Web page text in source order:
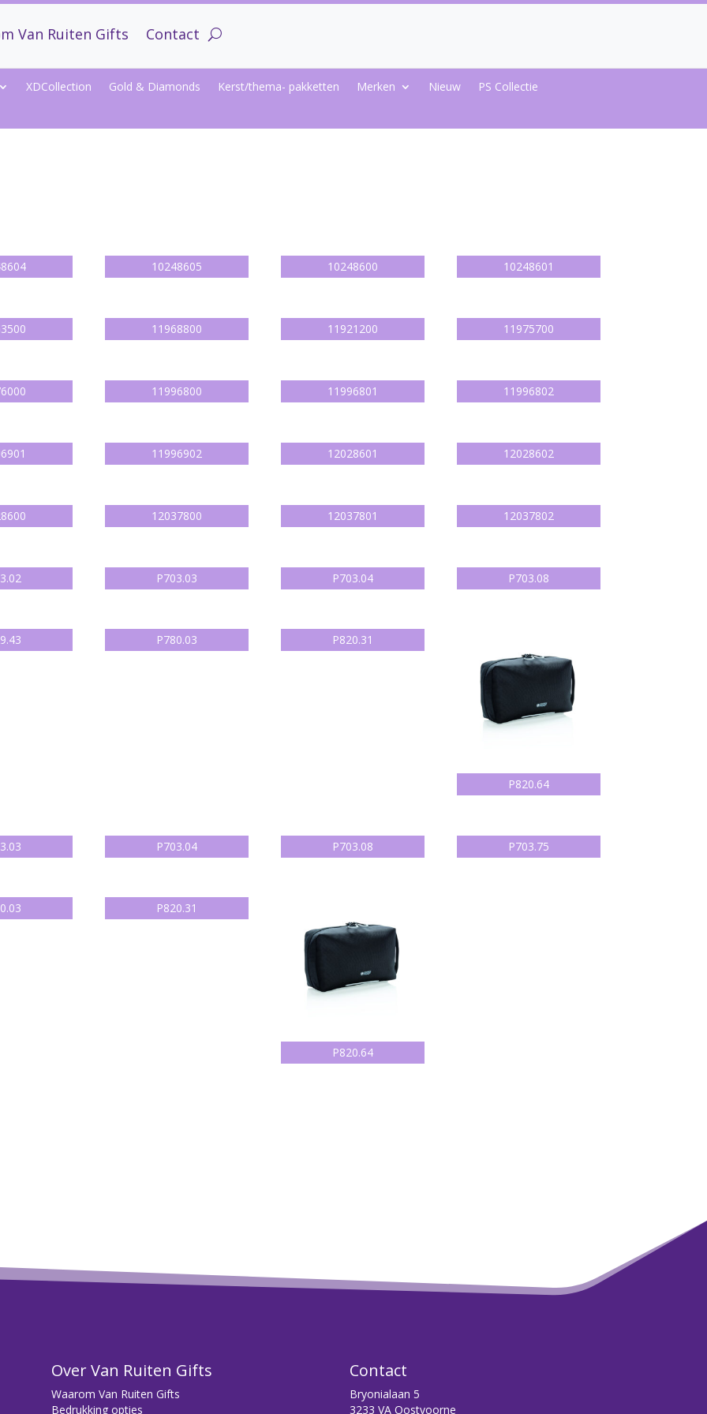
Van Ruiten Gifts Contact
XDCollection Gold & Diamonds Kerst/thema- pakketten Merken Nieuw
PS Collectie
10248605 10248600 10248601
11968800 11921200 11975700
11996800 11996801 11996802
11996902 12028601 12028602
12037800 12037801 12037802
P703.03 P703.04 P703.08
P780.03 P820.31
P820.64
P703.04 P703.08 P703.75
P820.31
P820.64
Over Van Ruiten Gifts
Waarom Van Ruiten Gifts
Bedrukking opties
Contact
Bryonialaan 5
3233 VA Oostvoorne